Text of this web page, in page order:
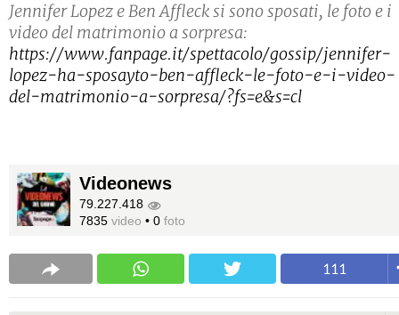
Jennifer Lopez e Ben Affleck si sono sposati, le foto e i
video del matrimonio a sorpresa:
https://www.fanpage.it/spettacolo/gossip/jennifer-
lopez-ha-sposayto-ben-affleck-le-foto-e-i-video-
del-matrimonio-a-sorpresa/?fs=e&s=cl
Videonews
79.227.418
7835 video • 0 foto
111